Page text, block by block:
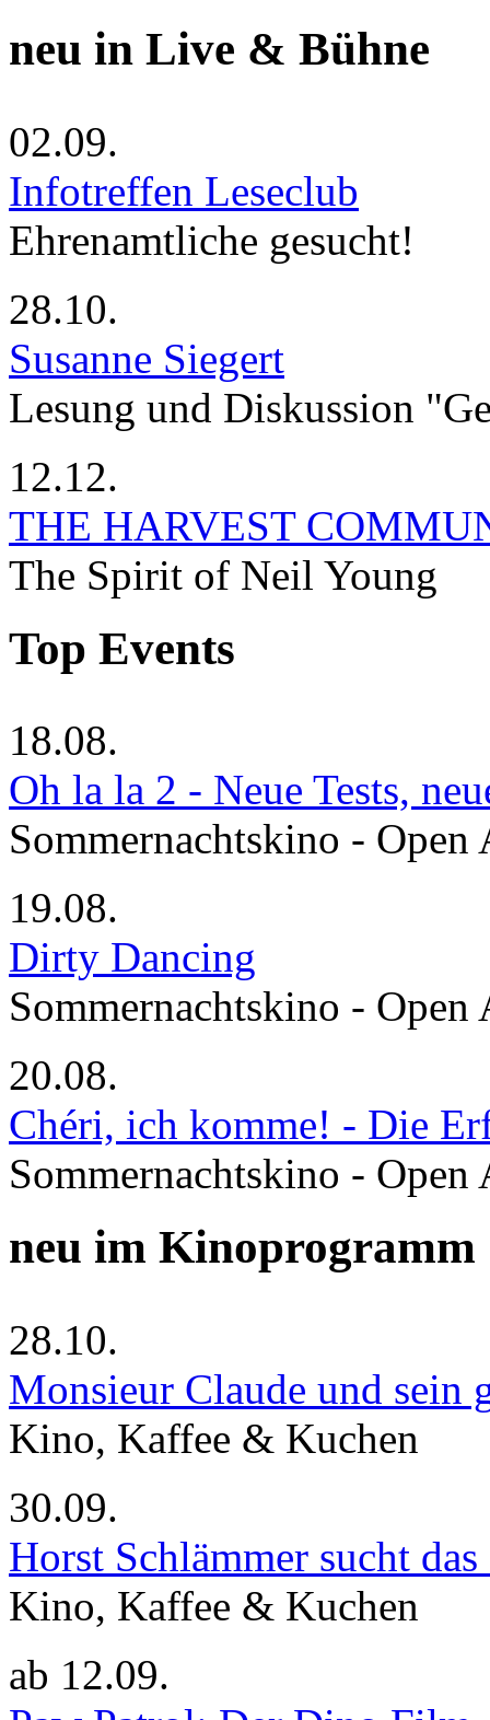
neu in Live & Bühne
02.09.
Infotreffen Leseclub
Ehrenamtliche gesucht!
28.10.
Susanne Siegert
Lesung und Diskussion
12.12.
THE HARVEST
The Spirit of Neil Young
Top Events
18.08.
Oh la la 2 - Neue Tests,
Sommernachtskino - Open
19.08.
Dirty Dancing
Sommernachtskino - Open
20.08.
Chéri, ich komme! - Die
Sommernachtskino - Open
neu im Kinoprogramm
28.10.
Monsieur Claude und sein
Kino, Kaffee & Kuchen
30.09.
Horst Schlämmer sucht
Kino, Kaffee & Kuchen
ab 12.09.